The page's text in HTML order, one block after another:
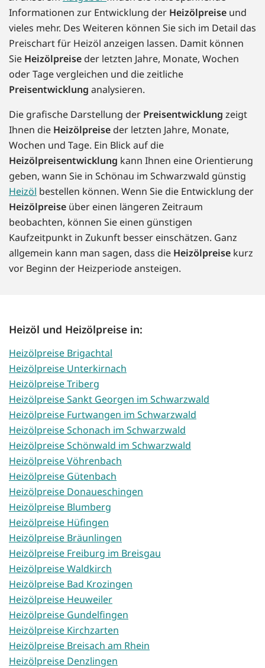
Informationen zur Entwicklung der Heizölpreise und
vieles mehr. Des Weiteren können Sie sich im Detail das
Preischart für Heizöl anzeigen lassen. Damit können
Sie Heizölpreise der letzten Jahre, Monate, Wochen
oder Tage vergleichen und die zeitliche
Preisentwicklung analysieren.
Die grafische Darstellung der Preisentwicklung zeigt
Ihnen die Heizölpreise der letzten Jahre, Monate,
Wochen und Tage. Ein Blick auf die
Heizölpreisentwicklung kann Ihnen eine Orientierung
geben, wann Sie in Schönau im Schwarzwald günstig
Heizöl bestellen können. Wenn Sie die Entwicklung der
Heizölpreise über einen längeren Zeitraum
beobachten, können Sie einen günstigen
Kaufzeitpunkt in Zukunft besser einschätzen. Ganz
allgemein kann man sagen, dass die Heizölpreise kurz
vor Beginn der Heizperiode ansteigen.
Heizöl und Heizölpreise in:
Heizölpreise Brigachtal
Heizölpreise Unterkirnach
Heizölpreise Triberg
Heizölpreise Sankt Georgen im Schwarzwald
Heizölpreise Furtwangen im Schwarzwald
Heizölpreise Schonach im Schwarzwald
Heizölpreise Schönwald im Schwarzwald
Heizölpreise Vöhrenbach
Heizölpreise Gütenbach
Heizölpreise Donaueschingen
Heizölpreise Blumberg
Heizölpreise Hüfingen
Heizölpreise Bräunlingen
Heizölpreise Freiburg im Breisgau
Heizölpreise Waldkirch
Heizölpreise Bad Krozingen
Heizölpreise Heuweiler
Heizölpreise Gundelfingen
Heizölpreise Kirchzarten
Heizölpreise Breisach am Rhein
Heizölpreise Denzlingen